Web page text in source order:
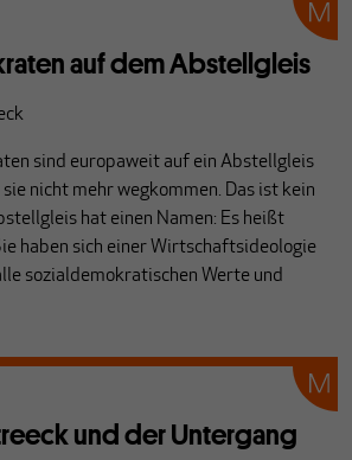
auf dem Abstellgleis
sind europaweit auf ein Abstellgleis
nicht mehr wegkommen. Das ist kein
hat einen Namen: Es heißt
haben sich einer Wirtschaftsideologie
sozialdemokratischen Werte und
und der Untergang